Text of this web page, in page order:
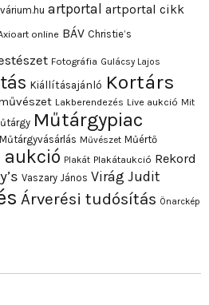
artportal artportal cikk
online BÁV Christie’s
Fotográfia Gulácsy Lajos
Kiállításajánló Kortárs
Lakberendezés Live aukció Mit
Műtárgypiac
Műtárgyvásárlás Művészet Műértő
aukció Plakát Plakátaukció Rekord
Vaszary János Virág Judit
Árverési tudósítás Önarckép